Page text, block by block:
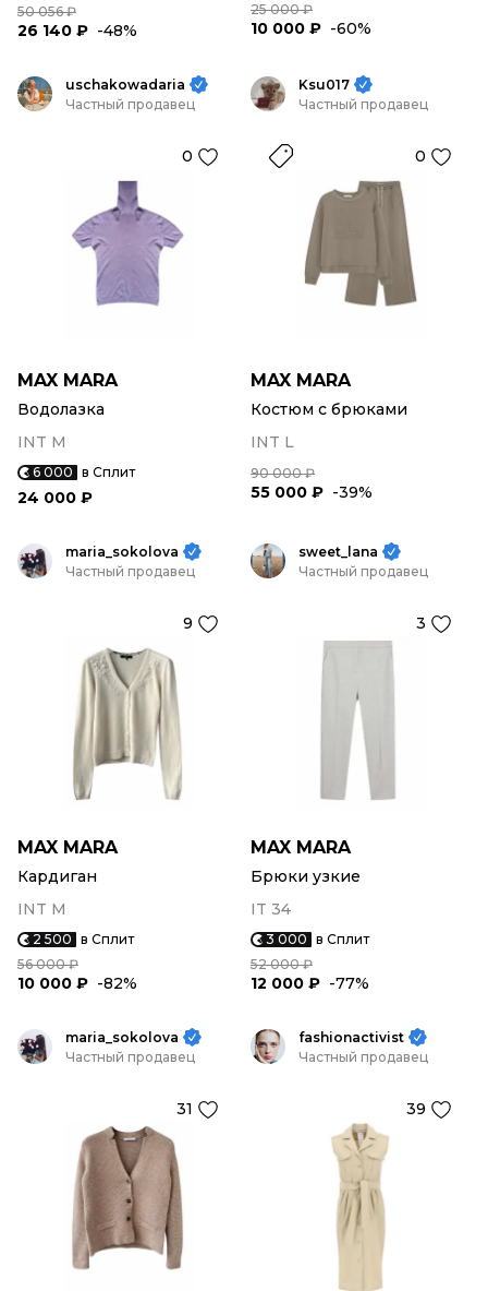
50 056 ₽
26 140 ₽ -48%
25 000 ₽
10 000 ₽ -60%
uschakowadaria
Частный продавец
0
MAX MARA
Водолазка
INT M
6 000 в Сплит
24 000 ₽
Ksu017
Частный продавец
0
MAX MARA
Костюм с брюками
INT L
90 000 ₽
55 000 ₽ -39%
maria_sokolova
Частный продавец
9
MAX MARA
Кардиган
INT M
2 500 в Сплит
56 000 ₽
10 000 ₽ -82%
sweet_lana
Частный продавец
3
MAX MARA
Брюки узкие
IT 34
3 000 в Сплит
52 000 ₽
12 000 ₽ -77%
maria_sokolova
Частный продавец
31
fashionactivist
Частный продавец
39